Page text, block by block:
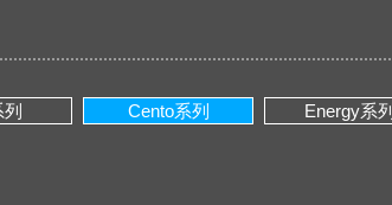
Cento系列 Energy系列